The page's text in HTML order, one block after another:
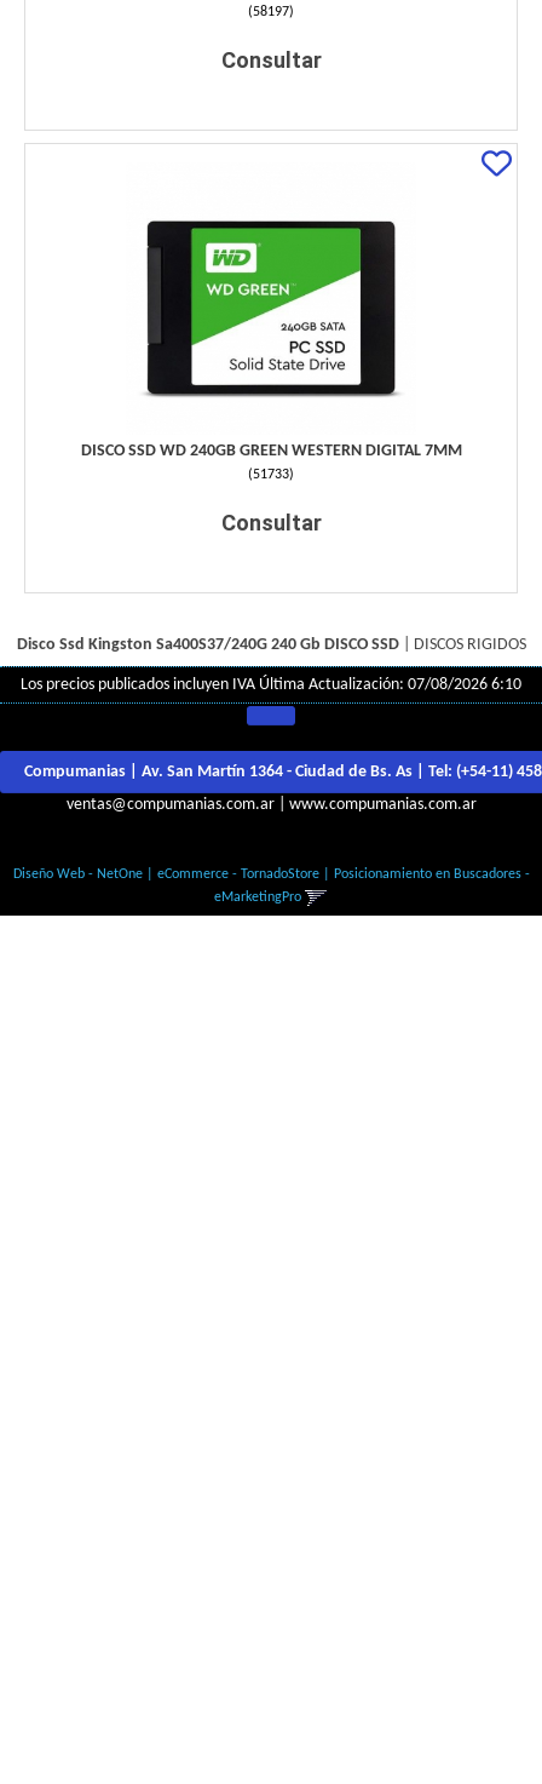
(58197)
Consultar
DISCO SSD WD 240GB GREEN WESTERN DIGITAL 7MM
(51733)
Consultar
Disco Ssd Kingston Sa400S37/240G 240 Gb DISCO SSD| DISCOS RIGIDOS
Los precios publicados incluyen IVA Última Actualización: 07/08/2026 6:10
Compumanias | Av. San Martín 1364 - Ciudad de Bs. As | Tel: (+54-11)
ventas@compumanias.com.ar| www.compumanias.com.ar
Diseño Web - NetOne| eCommerce - TornadoStore| Posicionamiento en Buscadores -
eMarketingPro